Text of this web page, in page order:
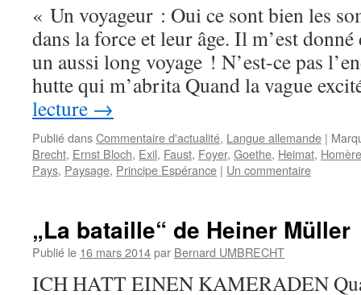
« Un voyageur : Oui ce sont bien les
dans la force et leur âge. Il m’est
un aussi long voyage ! N’est-ce pas
hutte qui m’abrita Quand la vague
lecture →
Publié dansCommentaire d'actualité, Langue allemande |
Brecht, Ernst Bloch, Exil, Faust, Foyer, Goethe, Heimat, Homère
Pays, Paysage, Principe Espérance | Un commentaire
„La bataille“ de Heiner Müller
Publié le 16 mars 2014par Bernard UMBRECHT
ICH HATT EINEN KAMERADEN